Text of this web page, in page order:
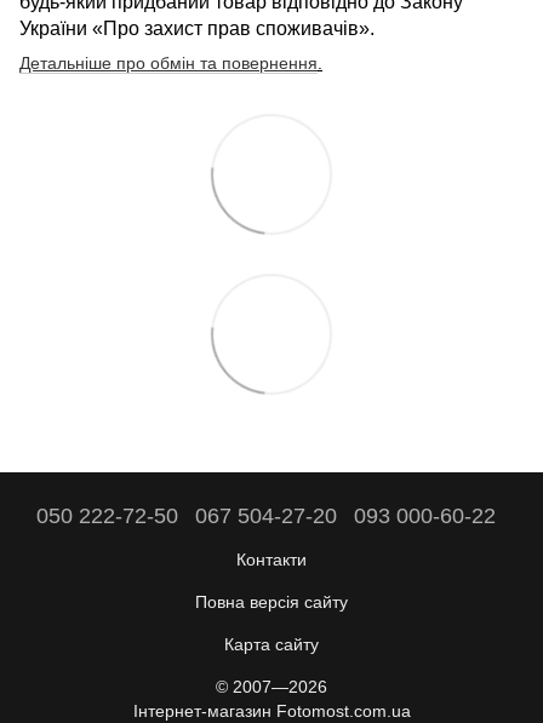
України «Про захист прав споживачів».
Детальніше про обмін та повернення
050 222-72-50 067 504-27-20 093 000-60-22
Контакти
Повна версія сайту
Карта сайту
© 2007—2026
Інтернет-магазин Fotomost.com.ua